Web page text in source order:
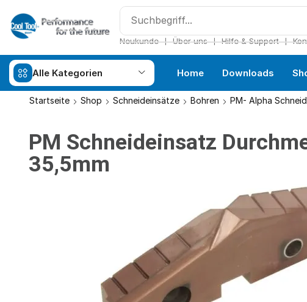
Neukunde ❘ Über uns ❘ Hilfe & Support ❘
Alle Kategorien Home Downloads
Startseite Shop Schneideinsätze Bohren PM- Alpha
PM Schneideinsatz
35,5mm